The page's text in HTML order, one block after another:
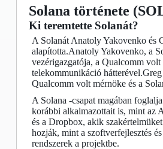
Solana története
Ki teremtette Solanát?
A Solanát Anatoly Yakovenko és
alapította.Anatoly Yakovenko, a
vezérigazgatója, a Qualcomm volt
telekommunikáció
Qualcomm volt mérnöke és a
A Solana -csapat magában
korábbi alkalmazottait is, mint az
és a Dropbox, akik
hozják, mint a szoftverfejlesztés
rendszerek a projektbe.